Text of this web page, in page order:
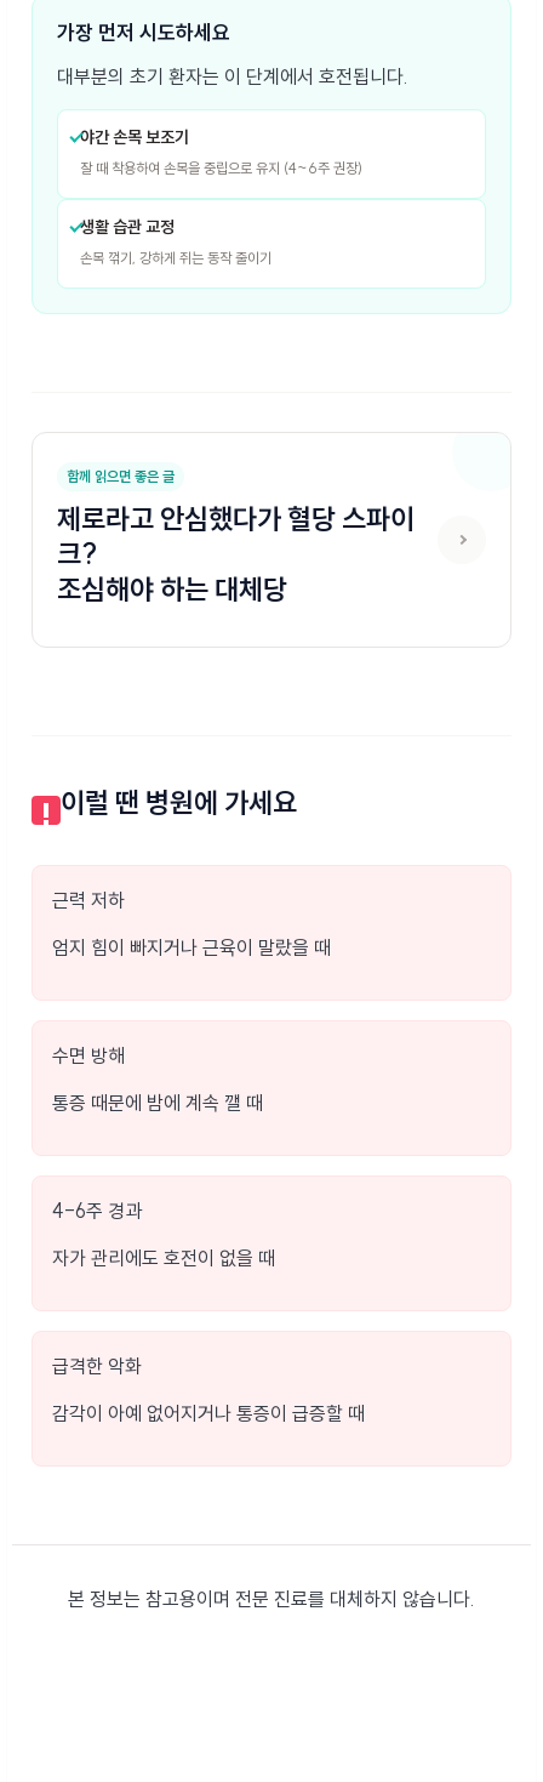
가장 먼저 시도하세요
대부분의 초기 환자는 이 단계에서 호전됩니다.
야간 손목 보조기
잘 때 착용하여 손목을 중립으로 유지 (4~6주 권장)
생활 습관 교정
손목 꺾기, 강하게 쥐는 동작 줄이기
함께 읽으면 좋은 글
제로라고 안심했다가 혈당 스파이
크?
조심해야 하는 대체당
이럴 땐 병원에 가세요
근력 저하
엄지 힘이 빠지거나 근육이 말랐을 때
수면 방해
통증 때문에 밤에 계속 깰 때
4-6주 경과
자가 관리에도 호전이 없을 때
급격한 악화
감각이 아예 없어지거나 통증이 급증할 때
본 정보는 참고용이며 전문 진료를 대체하지 않습니다.